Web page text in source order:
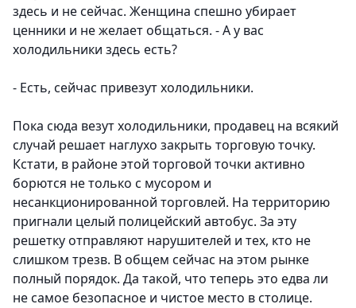
здесь и не сейчас. Женщина спешно убирает
ценники и не желает общаться. - А у вас
холодильники здесь есть?
- Есть, сейчас привезут холодильники.
Пока сюда везут холодильники, продавец на всякий
случай решает наглухо закрыть торговую точку.
Кстати, в районе этой торговой точки активно
борются не только с мусором и
несанкционированной торговлей. На территорию
пригнали целый полицейский автобус. За эту
решетку отправляют нарушителей и тех, кто не
слишком трезв. В общем сейчас на этом рынке
полный порядок. Да такой, что теперь это едва ли
не самое безопасное и чистое место в столице.